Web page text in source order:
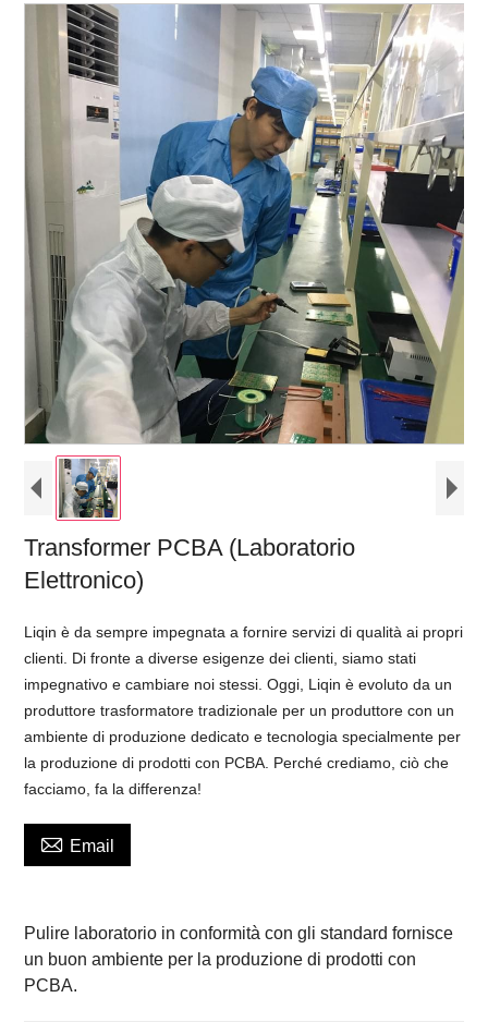
Transformer PCBA (Laboratorio
Elettronico)
Liqin è da sempre impegnata a fornire servizi di qualità ai propri
clienti. Di fronte a diverse esigenze dei clienti, siamo stati
impegnativo e cambiare noi stessi. Oggi, Liqin è evoluto da un
produttore trasformatore tradizionale per un produttore con un
ambiente di produzione dedicato e tecnologia specialmente per
la produzione di prodotti con PCBA. Perché crediamo, ciò che
facciamo, fa la differenza!
 Email
Pulire laboratorio in conformità con gli standard fornisce
un buon ambiente per la produzione di prodotti con
PCBA.